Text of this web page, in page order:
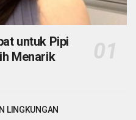
untuk Pipi
Menarik
LINGKUNGAN